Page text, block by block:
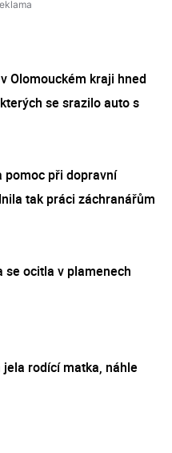
Olomouckém kraji hned
se srazilo auto s
pomoc při dopravní
tak práci záchranářům
se ocitla v plamenech
rodící matka, náhle